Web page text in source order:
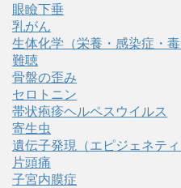
眼瞼下垂
乳がん
生体化学（栄養・感染症・
難聴
骨盤の歪み
セロトニン
帯状疱疹ヘルペスウイルス
寄生虫
遺伝子発現（エピジェネティ
片頭痛
子宮内膜症